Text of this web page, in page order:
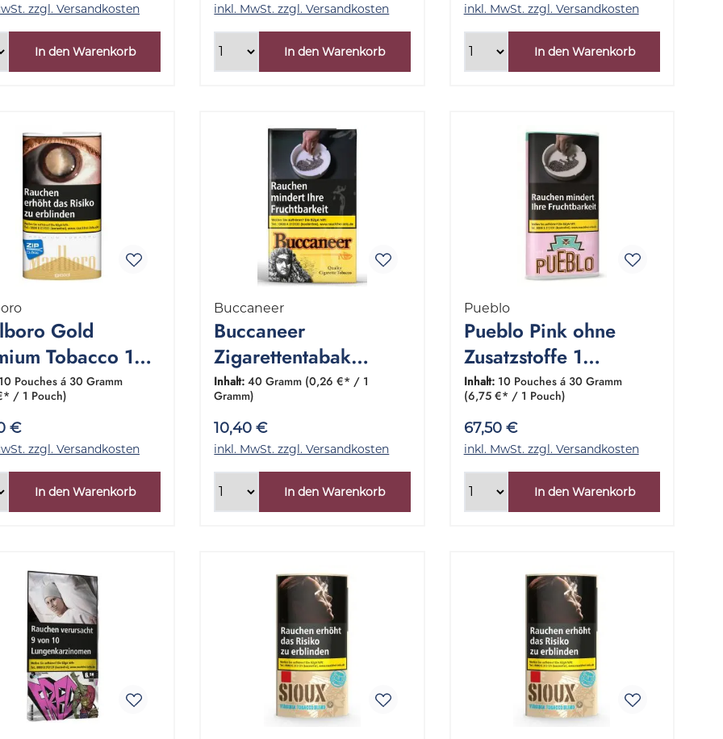
zzgl. Versandkosten
In den Warenkorb
inkl. MwSt. zzgl. Versandkosten
In den Warenkorb
inkl. MwSt. zzgl. Versandkosten
In den Warenkorb
Gold
Tobacco 1
10x30
10 Pouches á 30 Gramm
/ 1 Pouch)
€
zzgl. Versandkosten
In den Warenkorb
Buccaneer
Buccaneer
Zigarettentabak
Whisky 1 Packung 40
Gramm
Inhalt:40 Gramm (0,26 €* / 1
Gramm)
10,40 €
inkl. MwSt. zzgl. Versandkosten
In den Warenkorb
Pueblo
Pueblo Pink ohne
Zusatzstoffe 1
Gebinde 10x30
Gramm
Inhalt: 10 Pouches á 30 Gramm
(6,75 €* / 1 Pouch)
67,50 €
inkl. MwSt. zzgl. Versandkosten
In den Warenkorb